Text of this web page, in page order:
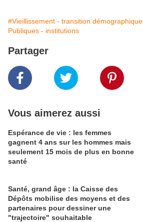
#Vieillissement - transition démographique
Publiques - institutions
Partager
Vous aimerez aussi
Espérance de vie : les femmes
gagnent 4 ans sur les hommes mais
seulement 15 mois de plus en bonne
santé
Santé, grand âge : la Caisse des
Dépôts mobilise des moyens et des
partenaires pour dessiner une
"trajectoire" souhaitable